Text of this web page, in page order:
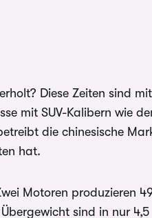
Diese Zeiten sind
mit SUV-Kalibern wie
die chinesische
hat.
Motoren produzieren
sind in nur 4,5